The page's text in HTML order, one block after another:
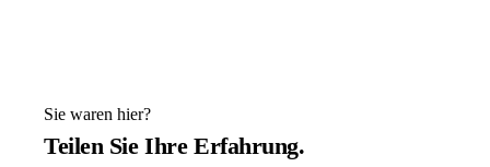
Sie waren hier?
Teilen Sie Ihre Erfahrung.